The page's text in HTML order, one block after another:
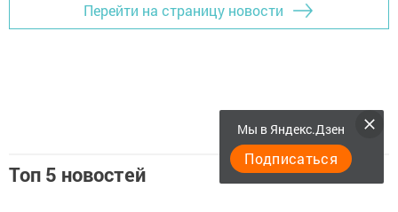
Перейти на страницу новости
Топ 5 новостей
Мы в Яндекс.Дзен
Подписаться